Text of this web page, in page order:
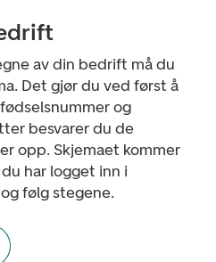
av din bedrift må du
Det gjør du ved først å
og
besvarer du de
opp. Skjemaet kommer
har logget inn i
følg stegene.